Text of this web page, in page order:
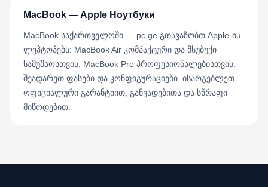
MacBook — Apple Ноутбуки
MacBook საქართველოში — pc.ge გთავაზობთ Apple-ის
ლეპტოპებს: MacBook Air კომპაქტური და მსუბუქი
სამუშაოსთვის, MacBook Pro პროფესიონალებისთვის.
შეადარეთ ფასები და კონფიგურაციები, ისარგებლეთ
ოფიციალური გარანტიით, განვადებითა და სწრაფი
მიწოდებით.